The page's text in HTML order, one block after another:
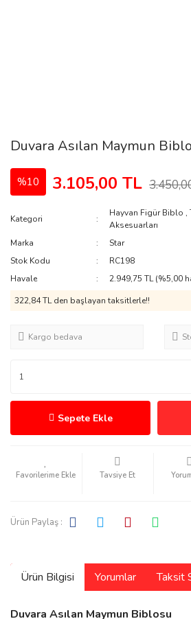
Duvara Asılan Maymun
%10 3.105,00 TL
Kategori
Hayvan Figür Biblo ,
Aksesuarları
Marka
Star
Stok Kodu
RC198
Havale
2.949,75 TL (%5,00
322,84 TL den başlayan taksitlerle!!
Kargo bedava
Sepete Ekle
Tavsiye Et
Ürün Paylaş :
Ürün Bilgisi Yorumlar Taksit
Duvara Asılan Maymun Biblosu